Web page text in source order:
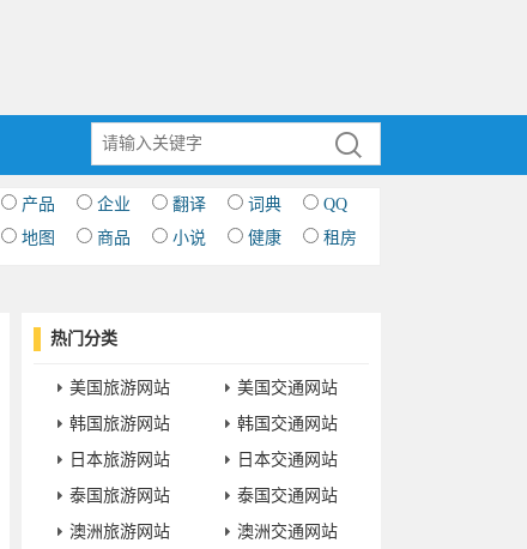
产品 企业 翻译 词典
QQ
地图 商品 小说 健康 租房
热门分类
美国旅游网站
美国交通网站
韩国旅游网站
韩国交通网站
日本旅游网站
日本交通网站
泰国旅游网站
泰国交通网站
澳洲旅游网站
澳洲交通网站